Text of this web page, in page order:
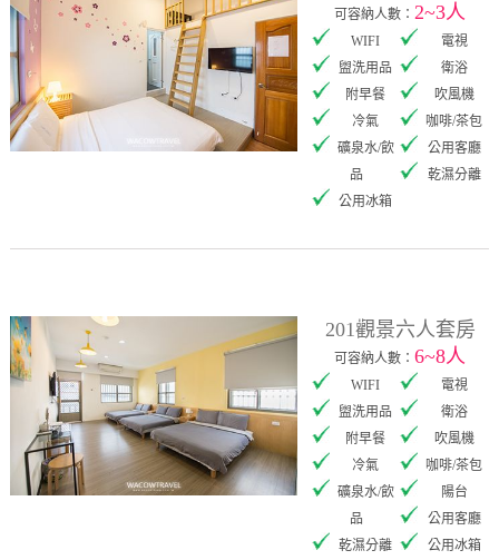
可容納人數：2~3人
WIFI
電視
盥洗用品
衛浴
附早餐
吹風機
冷氣
咖啡/茶包
礦泉水/飲
品
公用客廳
乾濕分離
公用冰箱
201觀景六人套房
可容納人數：6~8人
WIFI
電視
盥洗用品
衛浴
附早餐
吹風機
冷氣
咖啡/茶包
礦泉水/飲
品
陽台
公用客廳
乾濕分離
公用冰箱